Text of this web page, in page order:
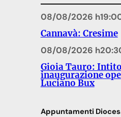
08/08/2026
Cannavà: Cresime
08/08/2026
Gioia Tauro:
inaugurazione
Luciano Bux
Appuntamenti